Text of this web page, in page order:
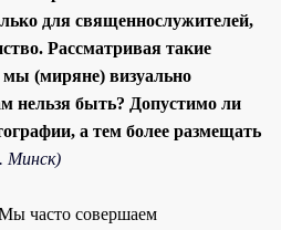
для священнослужителей,
Рассматривая такие
мы (миряне) визуально
нельзя быть? Допустимо ли
а тем более размещать
Минск)
часто совершаем